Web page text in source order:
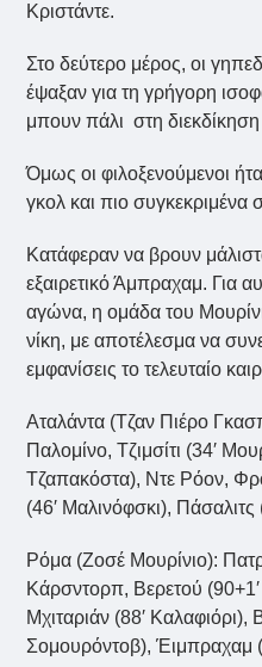
Κριστάντε.
Στο δεύτερο μέρος, οι
έψαξαν για τη γρήγορη
μπουν πάλι στη διεκδίκηση
Όμως οι φιλοξενούμενοι
γκολ και πιο συγκεκριμένα
Κατάφεραν να βρουν
εξαιρετικό Άμπραχαμ. Για
αγώνα, η ομάδα του
νίκη, με αποτέλεσμα να
εμφανίσεις το τελευταίο
Αταλάντα (Τζαν Πιέρο
Παλομίνο, Τζιμσίτι (34′
Τζαπακόστα), Ντε Ρόον,
(46′ Μαλινόφσκι),
Ρόμα (Ζοσέ Μουρίνιο):
Κάρσντορπ, Βερετού
Μχιταριάν (88′ Καλαφιόρι),
Σομουρόντοβ), Έιμπραχαμ